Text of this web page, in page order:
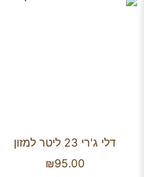
דלי ג'רי 23 ליטר למזון
₪95.00